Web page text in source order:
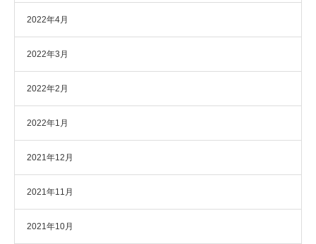
2022年4月
2022年3月
2022年2月
2022年1月
2021年12月
2021年11月
2021年10月